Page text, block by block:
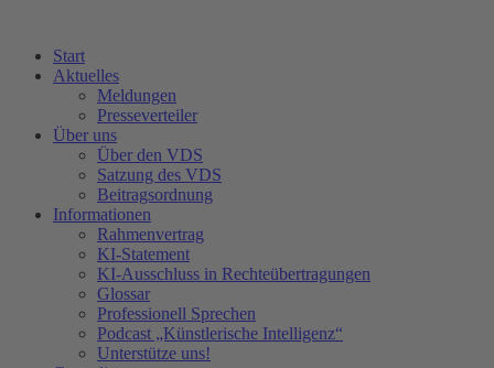
Start
Aktuelles
Meldungen
Presseverteiler
Über uns
Über den VDS
Satzung des VDS
Beitragsordnung
Informationen
Rahmenvertrag
KI-Statement
KI-Ausschluss in Rechteübertragungen
Glossar
Professionell Sprechen
Podcast „Künstlerische Intelligenz“
Unterstütze uns!